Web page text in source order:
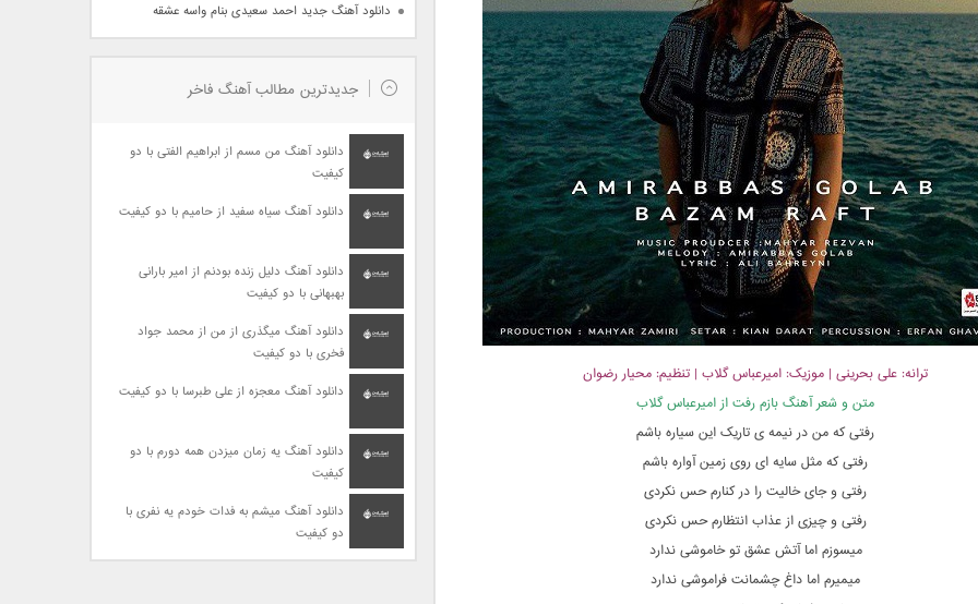
ترانه: علی بحرینی | موزیک: امیرعباس گلاب | تنظیم: محیار رضوان
متن و شعر آهنگ بازم رفت از امیرعباس گلاب
رفتی که من در نیمه ی تاریک این سیاره باشم
رفتی که مثل سایه ای روی زمین آواره باشم
رفتی و جای خالیت را در کنارم حس نکردی
رفتی و چیزی از عذاب انتظارم حس نکردی
میسوزم اما آتش عشق تو خاموشی ندارد
میمیرم اما داغ چشمانت فراموشی ندارد
دانلود آهنگ جدید احمد سعیدی بنام واسه عشقه
جدیدترین مطالب آهنگ فاخر
دانلود آهنگ من مسم از ابراهیم الفتی با دو
کیفیت
دانلود آهنگ سیاه سفید از حامیم با دو کیفیت
دانلود آهنگ دلیل زنده بودنم از امیر بارانی
بهبهانی با دو کیفیت
دانلود آهنگ میگذری از من از محمد جواد
فخری با دو کیفیت
دانلود آهنگ معجزه از علی طبرسا با دو کیفیت
دانلود آهنگ یه زمان میزدن همه دورم با دو
کیفیت
دانلود آهنگ میشم به فدات خودم یه نفری با
دو کیفیت